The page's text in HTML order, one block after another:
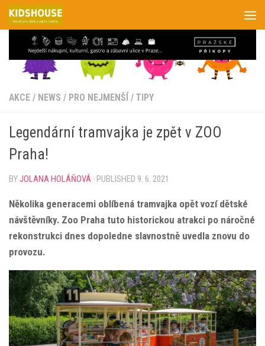
Skip to content
AKCE / NEWS / PRO NEJMENŠÍ / TIPY
Legendární tramvajka je zpět v ZOO
Praha!
BYJOLANA HOLÁŇOVÁ · PUBLISHED 9. 6. 2021
Několika generacemi oblíbená tramvajka opět vozí dětské
návštěvníky. Zoo Praha tuto historickou atrakci po náročné
rekonstrukci dnes dopoledne slavnostně uvedla znovu do
provozu.